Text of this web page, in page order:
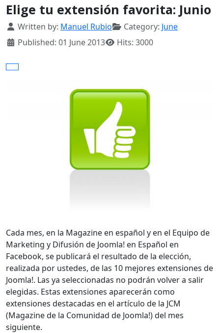
Elige tu extensión favorita: Junio
Details
Written by: Manuel Rubio Category: June
Published: 01 June 2013
Hits: 3000
Cada mes, en la Magazine en español y en el Equipo de
Marketing y Difusión de Joomla! en Español en
Facebook, se publicará el resultado de la elección,
realizada por ustedes, de las 10 mejores extensiones de
Joomla!. Las ya seleccionadas no podrán volver a salir
elegidas. Estas extensiones aparecerán como
extensiones destacadas en el artículo de la JCM
(Magazine de la Comunidad de Joomla!) del mes
siguiente.